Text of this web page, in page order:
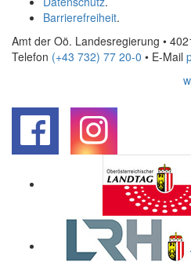
Barrierefreiheit.
Amt der Oö. Landesregierung •
Telefon (+43 732) 77 20-0 • E-Mail